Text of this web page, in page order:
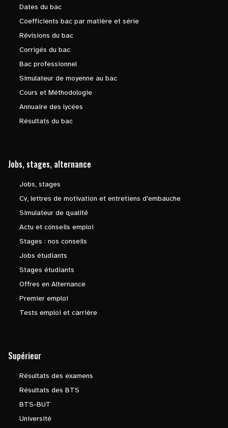
Dates du bac
Coefficients bac par matière et série
Révisions du bac
Corrigés du bac
Bac professionnel
Simulateur de moyenne au bac
Cours et Méthodologie
Annuaire des lycées
Résultats du bac
Jobs, stages, alternance
Jobs, stages
Cv, lettres de motivation et entretiens d'embauche
Simulateur de qualité
Actu et conseils emploi
Stages : nos conseils
Jobs étudiants
Stages étudiants
Offres en Alternance
Premier emploi
Tests emploi et carrière
Supérieur
Résultats des examens
Résultats des BTS
BTS-BUT
Université